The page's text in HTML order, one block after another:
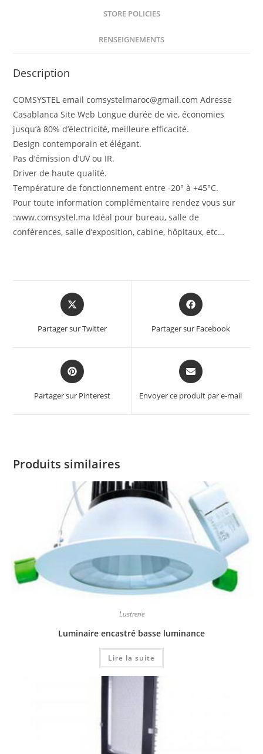
STORE POLICIES
RENSEIGNEMENTS
Description
COMSYSTEL email comsystelmaroc@gmail.com Adresse
Casablanca Site Web Longue durée de vie, économies
jusqu’à 80% d’électricité, meilleure efficacité.
Design contemporain et élégant.
Pas d’émission d’UV ou IR.
Driver de haute qualité.
Température de fonctionnement entre -20° à +45°C.
Pour toute information complémentaire rendez vous sur
:www.comsystel.ma Idéal pour bureau, salle de
conférences, salle d’exposition, cabine, hôpitaux, etc…
Partager sur Twitter Partager sur Facebook
Partager sur Pinterest Envoyer ce produit par e-mail
Produits similaires
Lustrerie
Luminaire encastré basse luminance
Lire la suite